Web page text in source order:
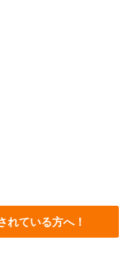
れている方へ！